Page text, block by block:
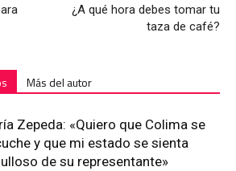
¿A qué hora debes tomar tu
taza de café?
Más del autor
Zepeda: «Quiero que Colima se
y que mi estado se sienta
de su representante»